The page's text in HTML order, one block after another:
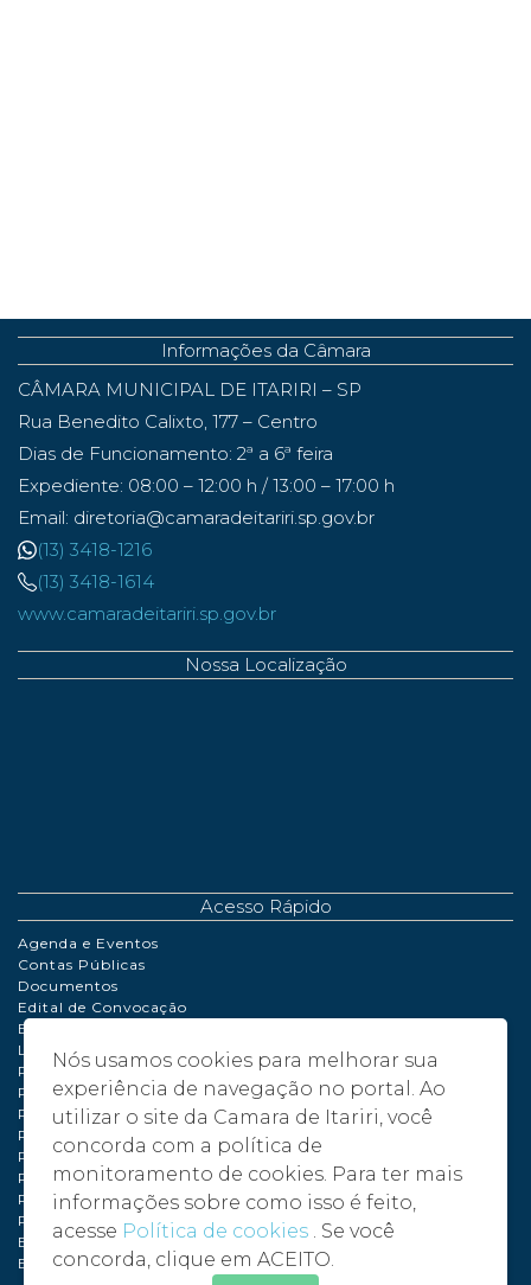
Nós usamos cookies para melhorar sua
experiência de navegação no portal. Ao
utilizar o site da Camara de Itariri, você
concorda com a política de
monitoramento de cookies. Para ter mais
informações sobre como isso é feito,
acesse Política de cookies . Se você
concorda, clique em ACEITO.
Informações da Câmara
CÂMARA MUNICIPAL DE ITARIRI – SP
Rua Benedito Calixto, 177 – Centro
Dias de Funcionamento: 2ª a 6ª feira
Expediente: 08:00 – 12:00 h / 13:00 – 17:00 h
Email: diretoria@camaradeitariri.sp.gov.br
(13) 3418-1216
(13) 3418-1614
www.camaradeitariri.sp.gov.br
Nossa Localização
Acesso Rápido
Agenda e Eventos
Contas Públicas
Documentos
Edital de Convocação
Extrato de Contrato
LDO | LOA | PPA
Perguntas Frequentes
Políticas de Cookies
Portaria
Processo de Adiantamento
Relatório de Gestão Fiscal
Plano de compras anual – PCA - 2024
Plano de compras anual – PCA - 2025
Plano de compras anual – PCA - 2026
Balancete 2024
Balancete 2025